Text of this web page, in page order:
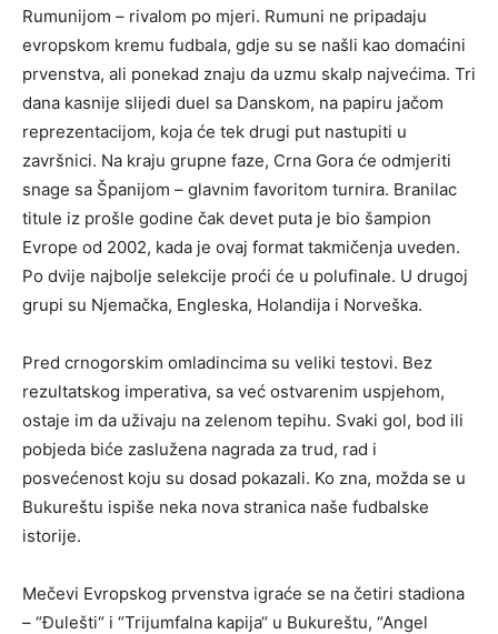
Rumunijom – rivalom po mjeri. Rumuni ne pripadaju
evropskom kremu fudbala, gdje su se našli kao domaćini
prvenstva, ali ponekad znaju da uzmu skalp najvećima. Tri
dana kasnije slijedi duel sa Danskom, na papiru jačom
reprezentacijom, koja će tek drugi put nastupiti u
završnici. Na kraju grupne faze, Crna Gora će odmjeriti
snage sa Španijom – glavnim favoritom turnira. Branilac
titule iz prošle godine čak devet puta je bio šampion
Evrope od 2002, kada je ovaj format takmičenja uveden.
Po dvije najbolje selekcije proći će u polufinale. U drugoj
grupi su Njemačka, Engleska, Holandija i Norveška.
Pred crnogorskim omladincima su veliki testovi. Bez
rezultatskog imperativa, sa već ostvarenim uspjehom,
ostaje im da uživaju na zelenom tepihu. Svaki gol, bod ili
pobjeda biće zaslužena nagrada za trud, rad i
posvećenost koju su dosad pokazali. Ko zna, možda se u
Bukureštu ispiše neka nova stranica naše fudbalske
istorije.
Mečevi Evropskog prvenstva igraće se na četiri stadiona
– “Đulešti“ i “Trijumfalna kapija“ u Bukureštu, “Angel